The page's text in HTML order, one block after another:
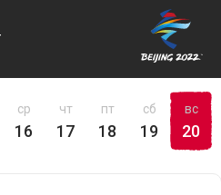
ср
16
чт
17
пт
18
сб
19
вс
20